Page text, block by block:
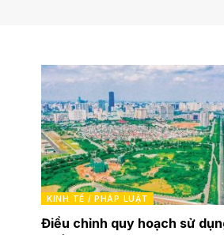
KINH TẾ / PHÁP LUẬT
Điều chỉnh quy hoạch sử